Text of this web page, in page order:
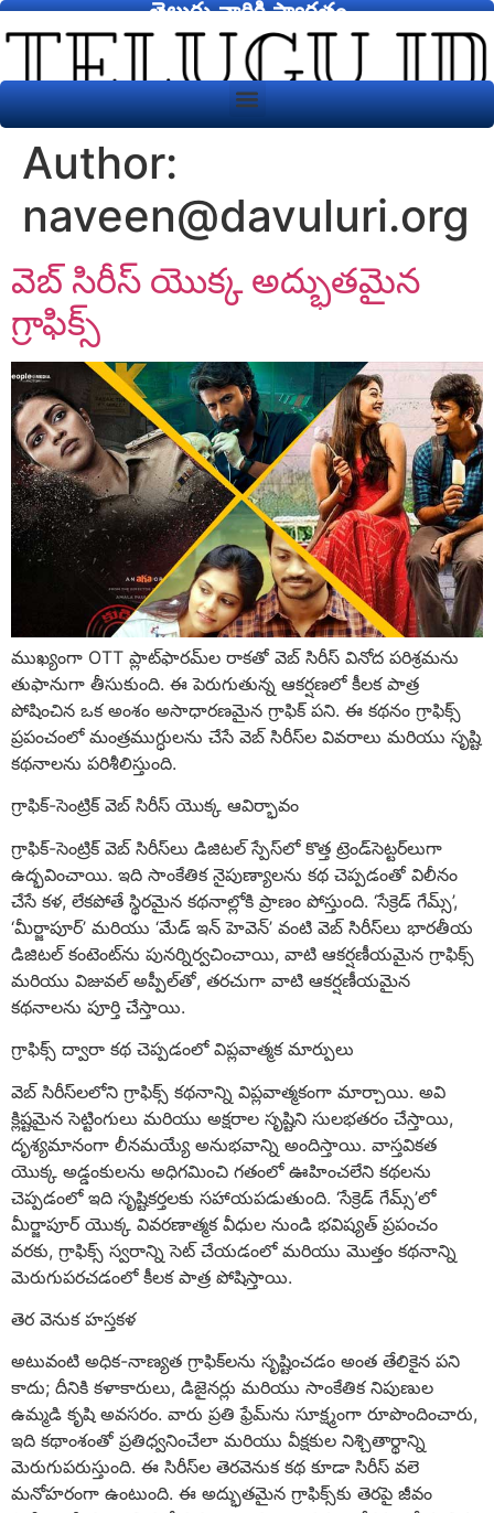
తెలుగు వారికి స్వాగతం
Author:
naveen@davuluri.org
వెబ్ సిరీస్ యొక్క అద్భుతమైన
గ్రాఫిక్స్
ముఖ్యంగా OTT ప్లాట్‌ఫారమ్‌ల రాకతో వెబ్ సిరీస్ వినోద పరిశ్రమను
తుఫానుగా తీసుకుంది. ఈ పెరుగుతున్న ఆకర్షణలో కీలక పాత్ర
పోషించిన ఒక అంశం అసాధారణమైన గ్రాఫిక్ పని. ఈ కథనం గ్రాఫిక్స్
ప్రపంచంలో మంత్రముగ్ధులను చేసే వెబ్ సిరీస్‌ల వివరాలు మరియు సృష్టి
కథనాలను పరిశీలిస్తుంది.
గ్రాఫిక్-సెంట్రిక్ వెబ్ సిరీస్ యొక్క ఆవిర్భావం
గ్రాఫిక్-సెంట్రిక్ వెబ్ సిరీస్‌లు డిజిటల్ స్పేస్‌లో కొత్త ట్రెండ్‌సెట్టర్‌లుగా
ఉద్భవించాయి. ఇది సాంకేతిక నైపుణ్యాలను కథ చెప్పడంతో విలీనం
చేసే కళ, లేకపోతే స్థిరమైన కథనాల్లోకి ప్రాణం పోస్తుంది. ‘సేక్రెడ్ గేమ్స్’,
‘మీర్జాపూర్’ మరియు ‘మేడ్ ఇన్ హెవెన్’ వంటి వెబ్ సిరీస్‌లు భారతీయ
డిజిటల్ కంటెంట్‌ను పునర్నిర్వచించాయి, వాటి ఆకర్షణీయమైన గ్రాఫిక్స్
మరియు విజువల్ అప్పీల్‌తో, తరచుగా వాటి ఆకర్షణీయమైన
కథనాలను పూర్తి చేస్తాయి.
గ్రాఫిక్స్ ద్వారా కథ చెప్పడంలో విప్లవాత్మక మార్పులు
వెబ్ సిరీస్‌లలోని గ్రాఫిక్స్ కథనాన్ని విప్లవాత్మకంగా మార్చాయి. అవి
క్లిష్టమైన సెట్టింగులు మరియు అక్షరాల సృష్టిని సులభతరం చేస్తాయి,
దృశ్యమానంగా లీనమయ్యే అనుభవాన్ని అందిస్తాయి. వాస్తవికత
యొక్క అడ్డంకులను అధిగమించి గతంలో ఊహించలేని కథలను
చెప్పడంలో ఇది సృష్టికర్తలకు సహాయపడుతుంది. ‘సేక్రెడ్ గేమ్స్’లో
మీర్జాపూర్ యొక్క వివరణాత్మక వీధుల నుండి భవిష్యత్ ప్రపంచం
వరకు, గ్రాఫిక్స్ స్వరాన్ని సెట్ చేయడంలో మరియు మొత్తం కథనాన్ని
మెరుగుపరచడంలో కీలక పాత్ర పోషిస్తాయి.
తెర వెనుక హస్తకళ
అటువంటి అధిక-నాణ్యత గ్రాఫిక్‌లను సృష్టించడం అంత తేలికైన పని
కాదు; దీనికి కళాకారులు, డిజైనర్లు మరియు సాంకేతిక నిపుణుల
ఉమ్మడి కృషి అవసరం. వారు ప్రతి ఫ్రేమ్‌ను సూక్ష్మంగా రూపొందించారు,
ఇది కథాంశంతో ప్రతిధ్వనించేలా మరియు వీక్షకుల నిశ్చితార్థాన్ని
మెరుగుపరుస్తుంది. ఈ సిరీస్‌ల తెరవెనుక కథ కూడా సిరీస్ వలె
మనోహరంగా ఉంటుంది. ఈ అద్భుతమైన గ్రాఫిక్స్‌కు తెరపై జీవం